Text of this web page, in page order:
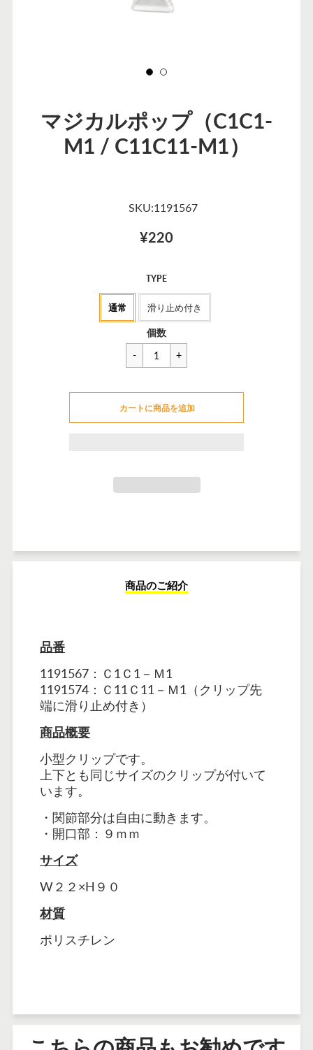
マジカルポップ（C1C1-
M1 / C11C11-M1）
SKU:1191567
¥220
セ
ー
ル
価
格
TYPE
通常 滑り止め付き
一
般
価
¥253
個数
カートに商品を追加
商品のご紹介
品番
1191567： Ｃ1Ｃ1－Ｍ1
1191574：Ｃ11Ｃ11－Ｍ1（クリップ先
端に滑り止め付き）
商品概要
小型クリップです。
上下とも同じサイズのクリップが付いて
います。
・関節部分は自由に動きます。
・開口部：９ｍｍ
サイズ
W２２×H９０
材質
ポリスチレン